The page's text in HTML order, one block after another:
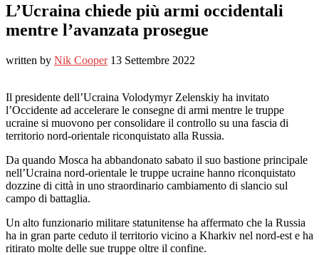
L’Ucraina chiede più armi occidentali
mentre l’avanzata prosegue
written by Nik Cooper 13 Settembre 2022
Il presidente dell’Ucraina Volodymyr Zelenskiy ha invitato
l’Occidente ad accelerare le consegne di armi mentre le truppe
ucraine si muovono per consolidare il controllo su una fascia di
territorio nord-orientale riconquistato alla Russia.
Da quando Mosca ha abbandonato sabato il suo bastione principale
nell’Ucraina nord-orientale le truppe ucraine hanno riconquistato
dozzine di città in uno straordinario cambiamento di slancio sul
campo di battaglia.
Un alto funzionario militare statunitense ha affermato che la Russia
ha in gran parte ceduto il territorio vicino a Kharkiv nel nord-est e ha
ritirato molte delle sue truppe oltre il confine.